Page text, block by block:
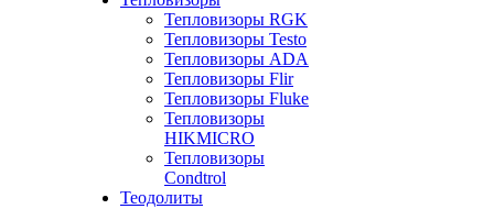
Тепловизоры RGK
Тепловизоры Testo
Тепловизоры ADA
Тепловизоры Flir
Тепловизоры Fluke
Тепловизоры
HIKMICRO
Тепловизоры
Condtrol
Теодолиты